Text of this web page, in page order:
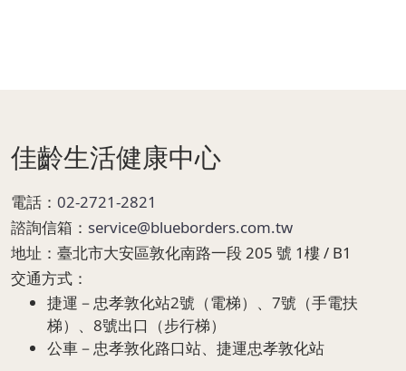
佳齡生活健康中心
電話： 02-2721-2821
諮詢信箱： service@blueborders.com.tw
地址： 臺北市大安區敦化南路一段 205 號 1樓 / B1
交通方式：
捷運－忠孝敦化站2號（電梯）、7號（手電扶
梯）、8號出口（步行梯）
公車－忠孝敦化路口站、捷運忠孝敦化站